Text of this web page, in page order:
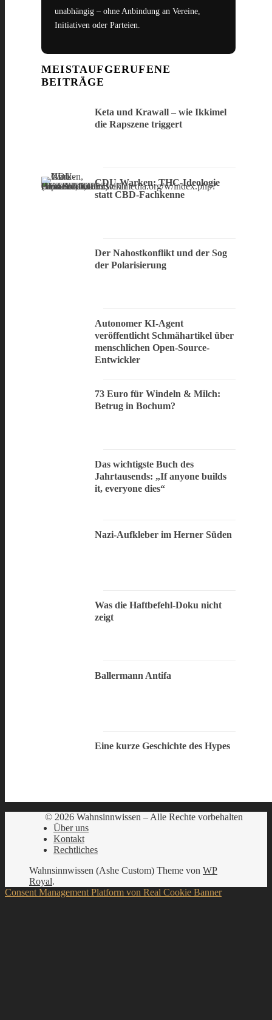
unabhängig – ohne Anbindung an Vereine,
Initiativen oder Parteien.
MEISTAUFGERUFENE
BEITRÄGE
Keta und Krawall – wie Ikkimel
die Rapszene triggert
CDU-Warken: THC-Ideologie
statt CBD-Fachkenne
Der Nahostkonflikt und der Sog
der Polarisierung
Autonomer KI-Agent
veröffentlicht Schmähartikel über
menschlichen Open-Source-
Entwickler
73 Euro für Windeln & Milch:
Betrug in Bochum?
Das wichtigste Buch des
Jahrtausends: „If anyone builds
it, everyone dies“
Nazi-Aufkleber im Herner Süden
Was die Haftbefehl-Doku nicht
zeigt
Ballermann Antifa
Eine kurze Geschichte des Hypes
© 2026 Wahnsinnwissen – Alle Rechte vorbehalten
Über uns
Kontakt
Rechtliches
Wahnsinnwissen (Ashe Custom) Theme von WP
Royal.
Consent Management Platform von Real Cookie Banner